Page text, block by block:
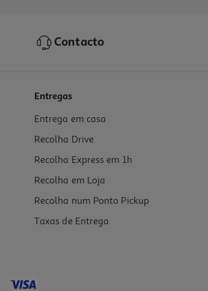
Contacto
Entregas
Entrega em casa
Recolha Drive
Recolha Express em 1h
Recolha em Loja
Recolha num Ponto Pickup
Taxas de Entrega